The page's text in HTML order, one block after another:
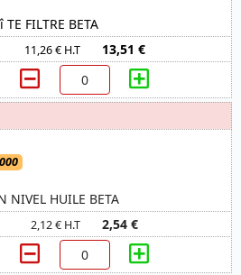
TE FILTRE BETA
11,26 € H.T 13,51 €
NIVEL HUILE BETA
2,12 € H.T 2,54 €